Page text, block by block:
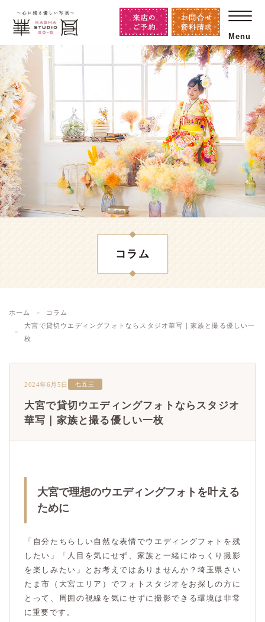
Menu
コラム
ホーム
コラム
大宮で貸切ウエディングフォトならスタジオ華写｜家族と撮る優しい一
枚
2024年6月5日 七五三
大宮で貸切ウエディングフォトならスタジオ
華写｜家族と撮る優しい一枚
大宮で理想のウエディングフォトを叶える
ために
「自分たちらしい自然な表情でウエディングフォトを残
したい」「人目を気にせず、家族と一緒にゆっくり撮影
を楽しみたい」とお考えではありませんか？埼玉県さい
たま市（大宮エリア）でフォトスタジオをお探しの方に
とって、周囲の視線を気にせずに撮影できる環境は非常
に重要です。